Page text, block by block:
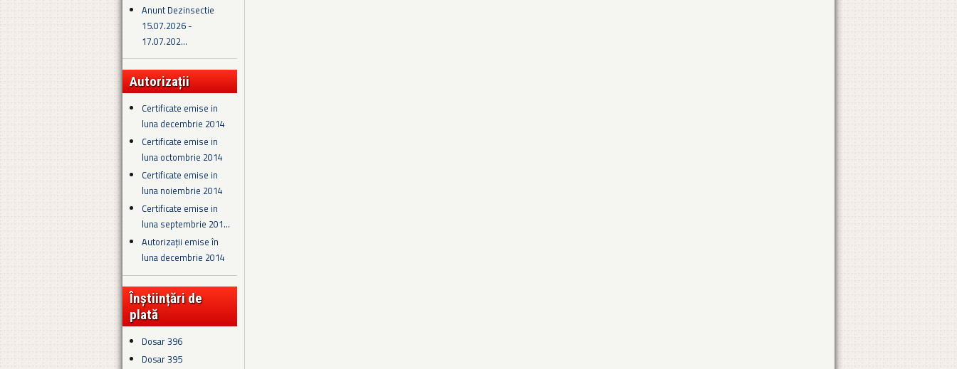
Anunt Dezinsectie
15.07.2026 -
17.07.202...
Autorizații
Certificate emise in
luna decembrie 2014
Certificate emise in
luna octombrie 2014
Certificate emise in
luna noiembrie 2014
Certificate emise in
luna septembrie 201...
Autorizații emise în
luna decembrie 2014
Înștiințări de
plată
Dosar 396
Dosar 395